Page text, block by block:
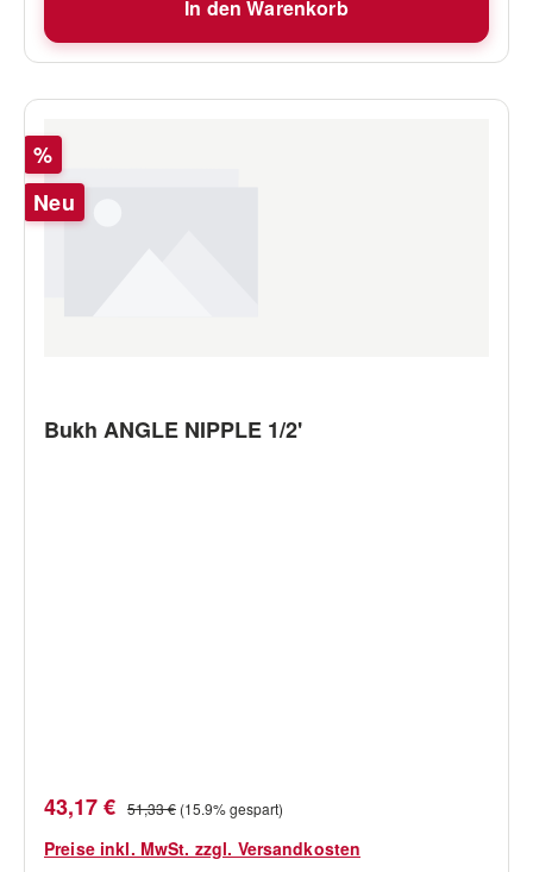
In den Warenkorb
Rabatt
%
Neu
Bukh ANGLE NIPPLE 1/2'
Verkaufspreis:
43,17 € Regulärer Preis:
51,33 € (15.9% gespart)
Preise inkl. MwSt. zzgl. Versandkosten